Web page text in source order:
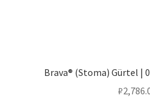
Brava® (Stoma) Gürtel |
₽